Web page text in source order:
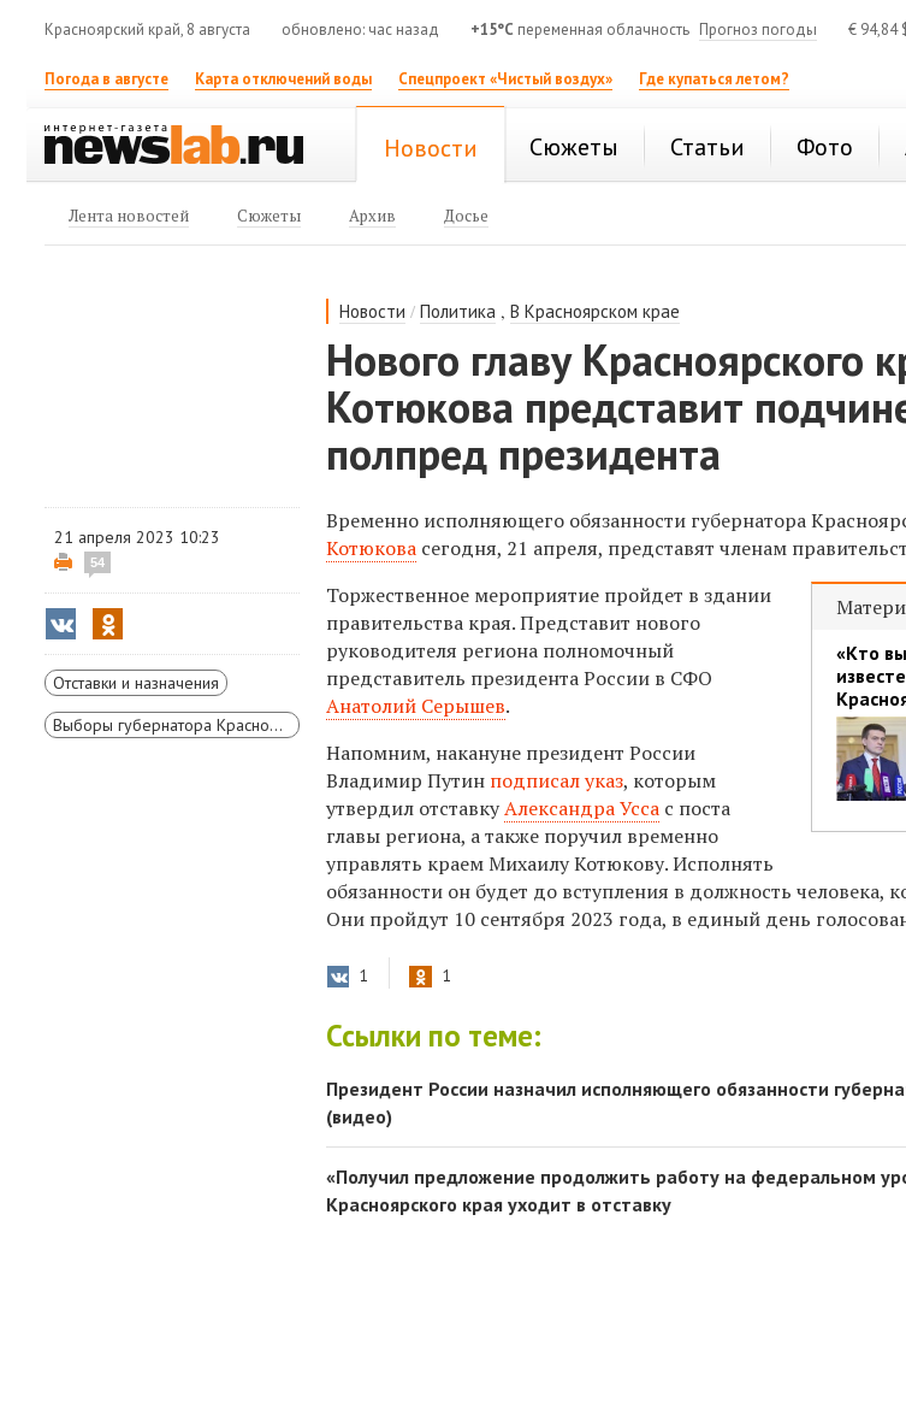
Красноярский край, 8 августа обновлено: час назад +15°C переменная облачность Прогноз погоды € 94,84
Погода в августе Карта отключений воды Спецпроект «Чистый воздух» Где купаться летом?
Новости Сюжеты Статьи Фото
Лента новостей Сюжеты Архив Досье
Новости /Политика ,В Красноярском крае
Нового главу Красноярского
Котюкова представит
полпред президента
21 апреля 2023 10:23
54
Отставки и назначения
Выборы губернатора Красноярского края
Временно исполняющего обязанности губернатора
Котюкова сегодня, 21 апреля, представят членам
«Кто
Торжественное мероприятие пройдет в здании
правительства края. Представит нового
руководителя региона полномочный
представитель президента России в СФО
Анатолий Серышев.
Напомним, накануне президент России
Владимир Путин подписал указ, которым
утвердил отставкуАлександра Усса с поста
главы региона, а также поручил временно
управлять краем Михаилу Котюкову. Исполнять
обязанности он будет до вступления в должность человека,
Они пройдут 10 сентября 2023 года, в единый день
1 1
Ссылки по теме:
Президент России назначил исполняющего обязанности
(видео)
«Получил предложение продолжить работу на федеральном
Красноярского края уходит в отставку